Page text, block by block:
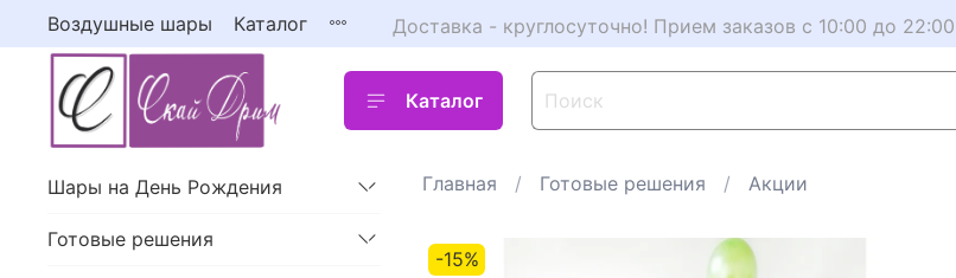
Воздушные шары Каталог Доставка - круглосуточно! Прием заказов с 10:00 до 22:00
Каталог
Главная Готовые решения Акции
-15%
Шары на День Рождения
Готовые решения